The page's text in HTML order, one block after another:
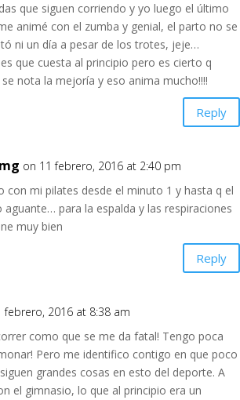
que siguen corriendo y yo luego el último
animé con el zumba y genial, el parto no se
ni un día a pesar de los trotes, jeje…
que cuesta al principio pero es cierto q
se nota la mejoría y eso anima mucho!!!!
Reply
on 11 febrero, 2016 at 2:40 pm
con mi pilates desde el minuto 1 y hasta q el
aguante… para la espalda y las respiraciones
muy bien
Reply
febrero, 2016 at 8:38 am
como que se me da fatal! Tengo poca
Pero me identifico contigo en que poco
grandes cosas en esto del deporte. A
el gimnasio, lo que al principio era un